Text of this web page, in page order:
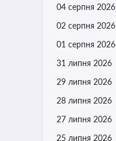
04 серпня 2026
02 серпня 2026
01 серпня 2026
31 липня 2026
29 липня 2026
28 липня 2026
27 липня 2026
25 липня 2026